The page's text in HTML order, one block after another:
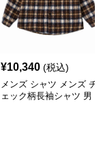
¥10,340 (税込)
メンズ シャツ メンズ チ
ェック柄長袖シャツ 男